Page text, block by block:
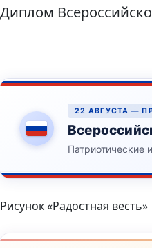
Диплом
22 АВГУСТА —
Патриотические
Рисунок «Радостная весть»